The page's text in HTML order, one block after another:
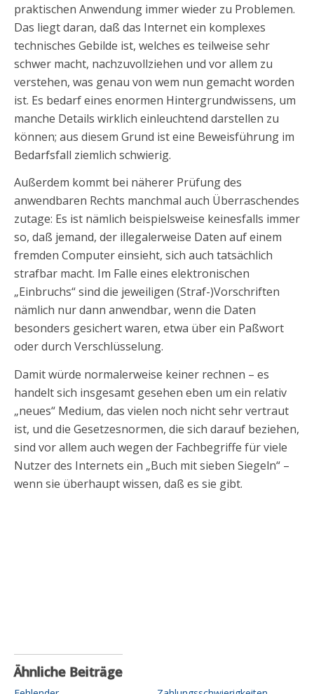
praktischen Anwendung immer wieder zu Problemen.
Das liegt daran, daß das Internet ein komplexes
technisches Gebilde ist, welches es teilweise sehr
schwer macht, nachzuvollziehen und vor allem zu
verstehen, was genau von wem nun gemacht worden
ist. Es bedarf eines enormen Hintergrundwissens, um
manche Details wirklich einleuchtend darstellen zu
können; aus diesem Grund ist eine Beweisführung im
Bedarfsfall ziemlich schwierig.
Außerdem kommt bei näherer Prüfung des
anwendbaren Rechts manchmal auch Überraschendes
zutage: Es ist nämlich beispielsweise keinesfalls immer
so, daß jemand, der illegalerweise Daten auf einem
fremden Computer einsieht, sich auch tatsächlich
strafbar macht. Im Falle eines elektronischen
„Einbruchs“ sind die jeweiligen (Straf-)Vorschriften
nämlich nur dann anwendbar, wenn die Daten
besonders gesichert waren, etwa über ein Paßwort
oder durch Verschlüsselung.
Damit würde normalerweise keiner rechnen – es
handelt sich insgesamt gesehen eben um ein relativ
„neues“ Medium, das vielen noch nicht sehr vertraut
ist, und die Gesetzesnormen, die sich darauf beziehen,
sind vor allem auch wegen der Fachbegriffe für viele
Nutzer des Internets ein „Buch mit sieben Siegeln“ –
wenn sie überhaupt wissen, daß es sie gibt.
Ähnliche Beiträge